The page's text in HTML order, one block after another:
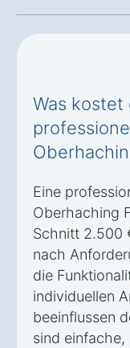
Was kostet
Eine
Oberhaching
Schnitt 2.500
nach
die
individuellen
beeinflussen
sind einfache,